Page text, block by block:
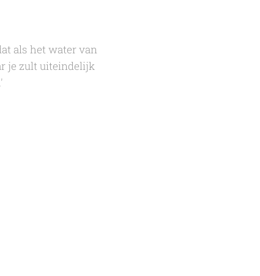
als het water van
je zult uiteindelijk